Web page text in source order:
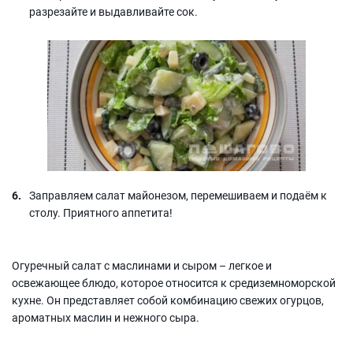
разрезайте и выдавливайте сок.
Заправляем салат майонезом, перемешиваем и подаём к
столу. Приятного аппетита!
Огуречный салат с маслинами и сыром – легкое и
освежающее блюдо, которое относится к средиземноморской
кухне. Он представляет собой комбинацию свежих огурцов,
ароматных маслин и нежного сыра.